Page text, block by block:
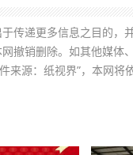
传递更多信息之目的
撤销删除。如其他媒体
来源：纸视界”，本网将